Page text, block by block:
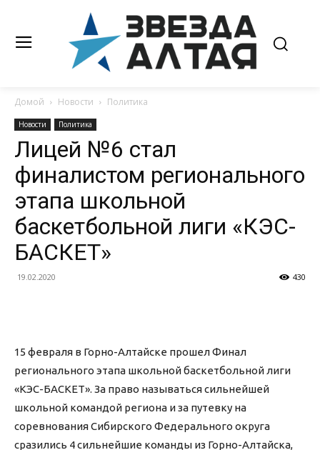
Домой Новости Политика
Новости Политика
Лицей №6 стал
финалистом регионального
этапа школьной
баскетбольной лиги «КЭС-
БАСКЕТ»
19.02.2020 430
15 февраля в Горно-Алтайске прошел Финал
регионального этапа школьной баскетбольной лиги
«КЭС-БАСКЕТ». За право называться сильнейшей
школьной командой региона и за путевку на
соревнования Сибирского Федерального округа
сразились 4 сильнейшие команды из Горно-Алтайска,